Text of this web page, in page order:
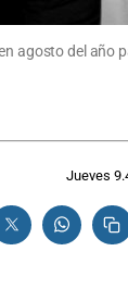
agosto del
Jueves